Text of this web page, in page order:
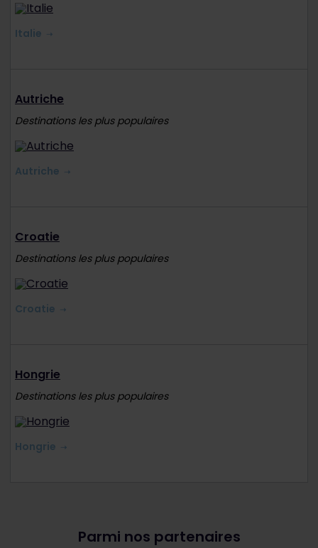
Italie
Autriche
Destinations les plus populaires
Autriche
Croatie
Destinations les plus populaires
Croatie
Hongrie
Destinations les plus populaires
Hongrie
Parmi nos partenaires